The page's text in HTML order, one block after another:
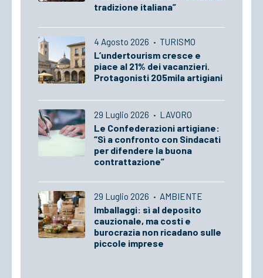
tradizione italiana”
4 Agosto 2026 · TURISMO
L’undertourism cresce e
piace al 21% dei vacanzieri.
Protagonisti 205mila artigiani
29 Luglio 2026 · LAVORO
Le Confederazioni artigiane:
“Sì a confronto con Sindacati
per difendere la buona
contrattazione”
29 Luglio 2026 · AMBIENTE
Imballaggi: sì al deposito
cauzionale, ma costi e
burocrazia non ricadano sulle
piccole imprese